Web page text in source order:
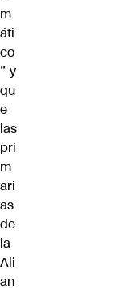
m
áti
co
” y
qu
e
las
pri
m
ari
as
de
la
Ali
an